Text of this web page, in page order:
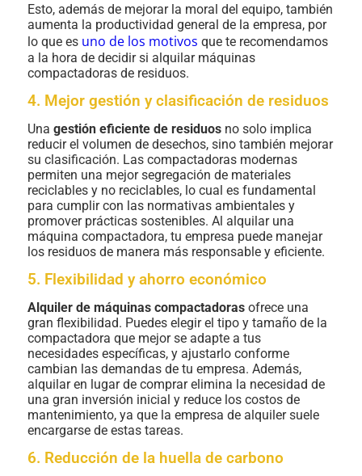
Esto, además de mejorar la moral del equipo, también
aumenta la productividad general de la empresa, por
lo que es uno de los motivos que te recomendamos
a la hora de decidir si alquilar máquinas
compactadoras de residuos.
4. Mejor gestión y clasificación de residuos
Una gestión eficiente de residuos no solo implica
reducir el volumen de desechos, sino también mejorar
su clasificación. Las compactadoras modernas
permiten una mejor segregación de materiales
reciclables y no reciclables, lo cual es fundamental
para cumplir con las normativas ambientales y
promover prácticas sostenibles. Al alquilar una
máquina compactadora, tu empresa puede manejar
los residuos de manera más responsable y eficiente.
5. Flexibilidad y ahorro económico
Alquiler de máquinas compactadoras ofrece una
gran flexibilidad. Puedes elegir el tipo y tamaño de la
compactadora que mejor se adapte a tus
necesidades específicas, y ajustarlo conforme
cambian las demandas de tu empresa. Además,
alquilar en lugar de comprar elimina la necesidad de
una gran inversión inicial y reduce los costos de
mantenimiento, ya que la empresa de alquiler suele
encargarse de estas tareas.
6. Reducción de la huella de carbono